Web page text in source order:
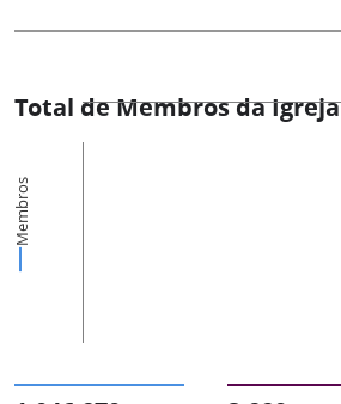
Total de Membros da Igreja
Membros